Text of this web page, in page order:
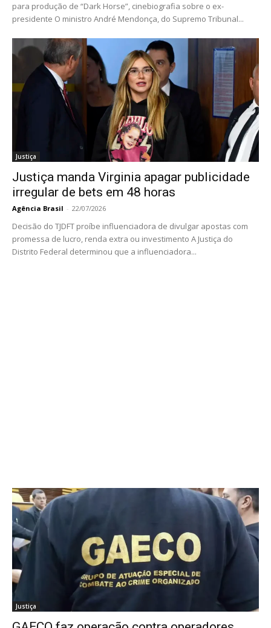
para produção de “Dark Horse”, cinebiografia sobre o ex-
presidente O ministro André Mendonça, do Supremo Tribunal...
Justiça
Justiça manda Virginia apagar publicidade
irregular de bets em 48 horas
Agência Brasil - 22/07/2026
Decisão do TJDFT proíbe influenciadora de divulgar apostas com
promessa de lucro, renda extra ou investimento A Justiça do
Distrito Federal determinou que a influenciadora...
Justiça